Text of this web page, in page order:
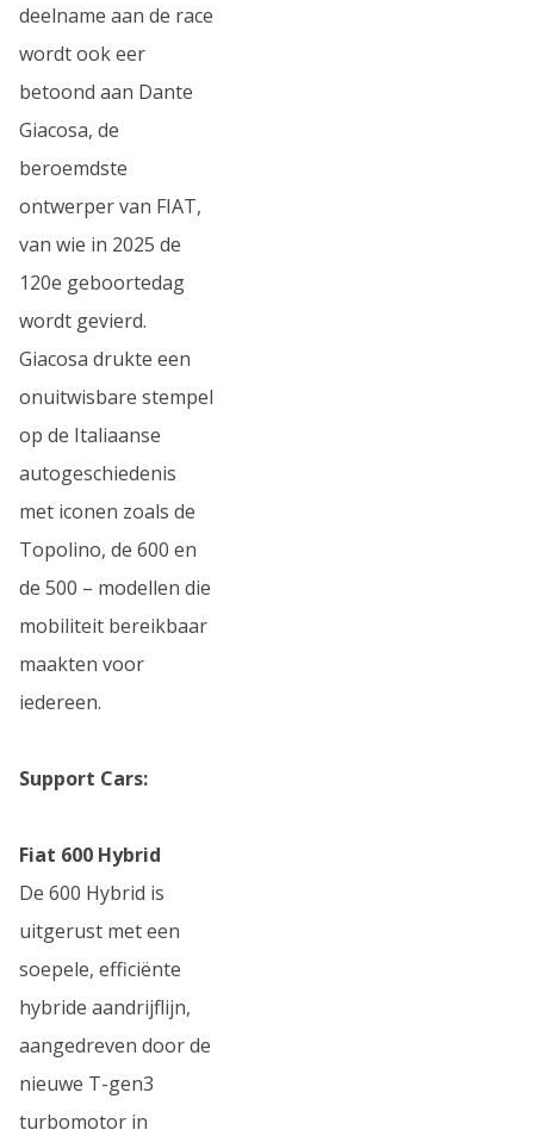
deelname aan de race
wordt ook eer
betoond aan Dante
Giacosa, de
beroemdste
ontwerper van FIAT,
van wie in 2025 de
120e geboortedag
wordt gevierd.
Giacosa drukte een
onuitwisbare stempel
op de Italiaanse
autogeschiedenis
met iconen zoals de
Topolino, de 600 en
de 500 – modellen die
mobiliteit bereikbaar
maakten voor
iedereen.
Support Cars:
Fiat 600 Hybrid
De 600 Hybrid is
uitgerust met een
soepele, efficiënte
hybride aandrijflijn,
aangedreven door de
nieuwe T-gen3
turbomotor in